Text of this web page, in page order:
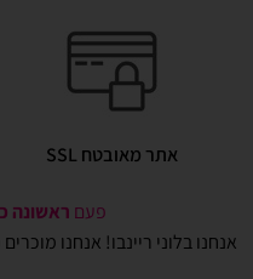
אתר מאובטח SSL
פעם ראשונה
אנחנו בלוני ריינבו! אנחנו